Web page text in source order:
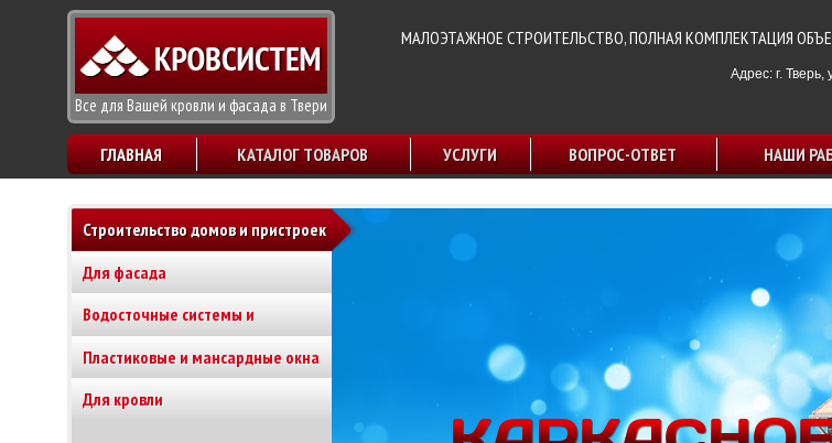
Все для Вашей кровли и фасада в Твери
МАЛОЭТАЖНОЕ СТРОИТЕЛЬСТВО, ПОЛНАЯ КОМПЛЕКТАЦИЯ
Адрес: г.
ГЛАВНАЯ КАТАЛОГ ТОВАРОВ УСЛУГИ ВОПРОС-ОТВЕТ НАШИ
Строительство домов и пристроек
Для фасада
Водосточные системы и
водоотводы
Пластиковые и мансардные окна
Для кровли